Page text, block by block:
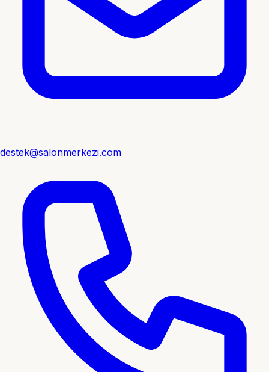
destek@salonmerkezi.com